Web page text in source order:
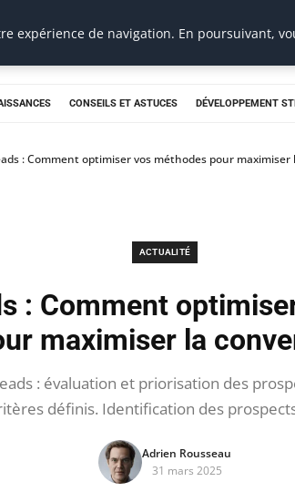
Pro
CONSEILS ET ASTUCES DÉVELOPPEMENT
: Comment optimiser vos méthodes pour maximiser
ACTUALITÉ
: Comment
maximiser la
: évaluation et priorisation des
définis. Identification des
Adrien Rousseau
31 mars 2025
expérience de navigation. En poursuivant,